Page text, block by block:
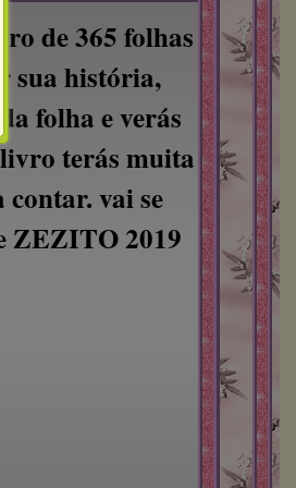
de 365 folhas
sua história,
folha e verás
terás muita
vai se
ZEZITO 2019